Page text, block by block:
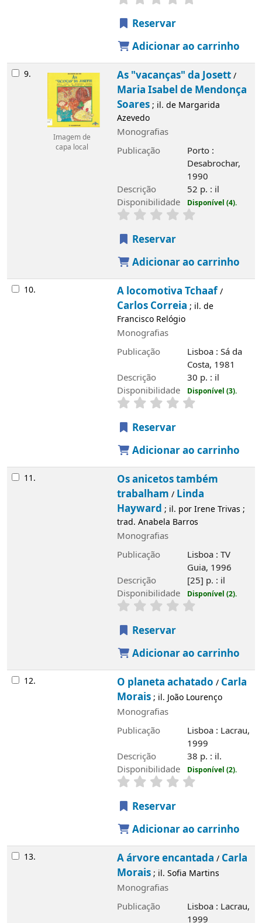
Reservar
Adicionar ao carrinho
9.
Imagem de
capa local
As "vacanças" da Josett/
Maria Isabel de Mendonça
Soares; il. de Margarida
Azevedo
Monografias
Publicação
Porto :
Desabrochar,
1990
Descrição
52 p. : il
Disponibilidade
Disponível (4).
Reservar
Adicionar ao carrinho
10. A locomotiva Tchaaf/
Carlos Correia ; il. de
Francisco Relógio
Monografias
Publicação
Lisboa : Sá da
Costa, 1981
Descrição
30 p. : il
Disponibilidade
Disponível (3).
Reservar
Adicionar ao carrinho
11.
Os anicetos também
trabalham / Linda
Hayward ; il. por Irene Trivas ;
trad. Anabela Barros
Monografias
Publicação
Lisboa : TV
Guia, 1996
Descrição
[25] p. : il
Disponibilidade
Disponível (2).
Reservar
Adicionar ao carrinho
12. O planeta achatado / Carla
Morais; il. João Lourenço
Monografias
Publicação
Lisboa : Lacrau,
1999
Descrição
38 p. : il.
Disponibilidade
Disponível (2).
Reservar
Adicionar ao carrinho
13. A árvore encantada / Carla
Morais; il. Sofia Martins
Monografias
Publicação
Lisboa : Lacrau,
1999